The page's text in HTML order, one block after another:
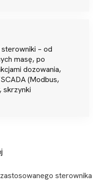
– od
masę, po
dozowania,
(Modbus,
skrzynki
sterownika